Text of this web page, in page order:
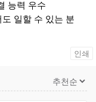
능력 우수
일할 수 있는 분
인쇄